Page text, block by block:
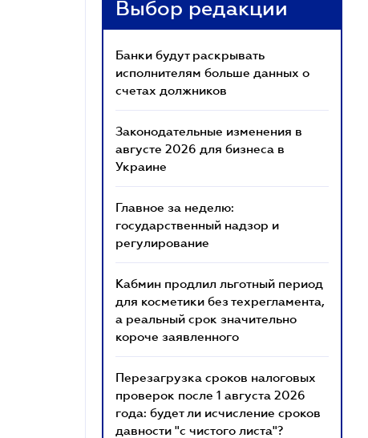
Выбор редакции
Банки будут раскрывать
исполнителям больше данных о
счетах должников
Законодательные изменения в
августе 2026 для бизнеса в
Украине
Главное за неделю:
государственный надзор и
регулирование
Кабмин продлил льготный период
для косметики без техрегламента,
а реальный срок значительно
короче заявленного
Перезагрузка сроков налоговых
проверок после 1 августа 2026
года: будет ли исчисление сроков
давности "с чистого листа"?